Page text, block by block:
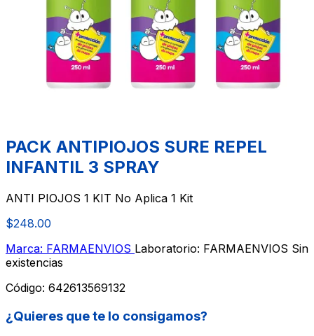
PACK ANTIPIOJOS SURE REPEL
INFANTIL 3 SPRAY
ANTI PIOJOS 1 KIT No Aplica 1 Kit
$248.00
Marca: FARMAENVIOS Laboratorio: FARMAENVIOS Sin
existencias
Código: 642613569132
¿Quieres que te lo consigamos?